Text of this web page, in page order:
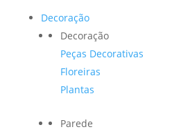
Decoração
Decoração
Peças Decorativas
Floreiras
Plantas
Parede